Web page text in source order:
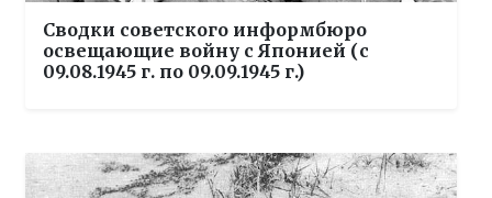
Сводки советского информбюро
освещающие войну с Японией (с
09.08.1945 г. по 09.09.1945 г.)